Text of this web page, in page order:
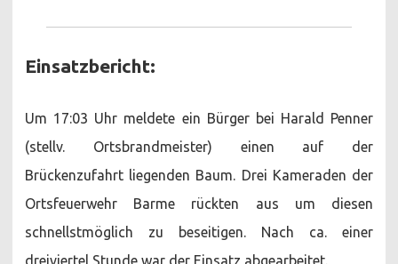
Einsatzbericht:
Um 17:03 Uhr meldete ein Bürger bei Harald Penner
(stellv. Ortsbrandmeister) einen auf der
Brückenzufahrt liegenden Baum. Drei Kameraden der
Ortsfeuerwehr Barme rückten aus um diesen
schnellstmöglich zu beseitigen. Nach ca. einer
dreiviertel Stunde war der Einsatz abgearbeitet.